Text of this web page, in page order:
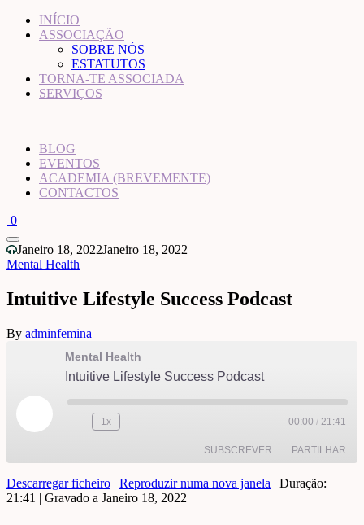
INÍCIO
ASSOCIAÇÃO
SOBRE NÓS
ESTATUTOS
TORNA-TE ASSOCIADA
SERVIÇOS
BLOG
EVENTOS
ACADEMIA (BREVEMENTE)
CONTACTOS
0
Janeiro 18, 2022Janeiro 18, 2022
Mental Health
Intuitive Lifestyle Success Podcast
By adminfemina
Mental Health
Intuitive Lifestyle Success Podcast
Reproduzir
episódio
1x 00:00 / 21:41
SUBSCREVER PARTILHAR
FEED RSS
PARTILHAR
Descarregar ficheiro | Reproduzir numa nova janela | Duração:
21:41 | Gravado a Janeiro 18, 2022